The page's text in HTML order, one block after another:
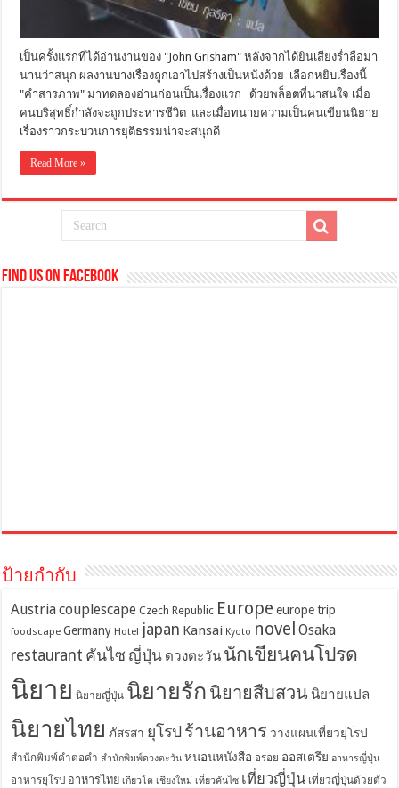
เป็นครั้งแรกที่ได้อ่านงานของ "John Grisham" หลังจากได้ยินเสียงร่ำลือมา
นานว่าสนุก ผลงานบางเรื่องถูกเอาไปสร้างเป็นหนังด้วย เลือกหยิบเรื่องนี้
"คำสารภาพ" มาทดลองอ่านก่อนเป็นเรื่องแรก ด้วยพล็อตที่น่าสนใจ เมื่อ
คนบริสุทธิ์กำลังจะถูกประหารชีวิต และเมื่อทนายความเป็นคนเขียนนิยาย
เรื่องราวกระบวนการยุติธรรมน่าจะสนุกดี
Read More »
Find us on Facebook
ป้ายกำกับ
Austriacouplescape Czech Republic Europe europe trip
foodscape Germany Hotel japan Kansai Kyoto novel Osaka
restaurant คันไซ ญี่ปุ่น ดวงตะวัน นักเขียนคนโปรด
นิยาย นิยายญี่ปุ่น นิยายรัก นิยายสืบสวน นิยายแปล
นิยายไทย ภัสรสา ยุโรป ร้านอาหาร วางแผนเที่ยวยุโรป
สำนักพิมพ์คำต่อคำ สำนักพิมพ์ดวงตะวัน หนอนหนังสือ อร่อย ออสเตรีย อาหารญี่ปุ่น
อาหารยุโรป อาหารไทย เกียวโต เชียงใหม่ เที่ยวคันไซ เที่ยวญี่ปุ่น เที่ยวญี่ปุ่นด้วยตัว